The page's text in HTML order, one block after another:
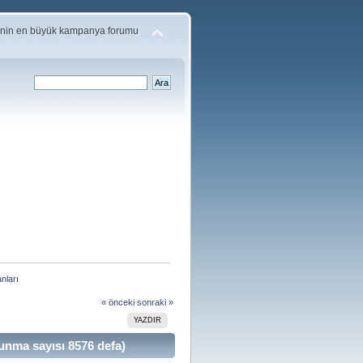
en büyük kampanya forumu
« önceki sonraki »
YAZDIR
sayısı 8576 defa)